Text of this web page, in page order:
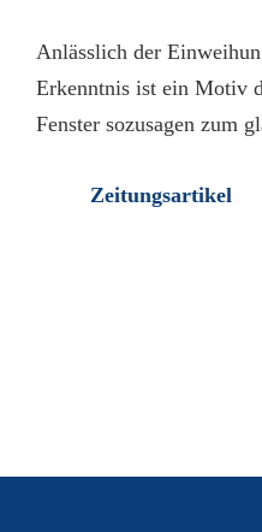
Anlässlich der
Erkenntnis ist ein Motiv
Fenster sozusagen zum
Zeitungsartikel